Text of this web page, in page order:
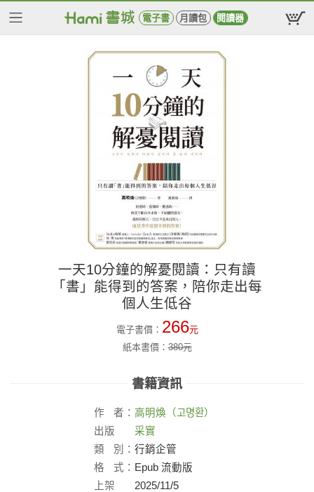
電子書 月讀包 閱讀器
一天10分鐘的解憂閱讀：只有讀
「書」能得到的答案，陪你走出每
個人生低谷
電子書價： 266元
紙本書價：380元
書籍資訊
作 者： 高明煥（고명환）
出版
社：
采實
類
別： 行銷企管
格
式： Epub 流動版
上架
2025/11/5